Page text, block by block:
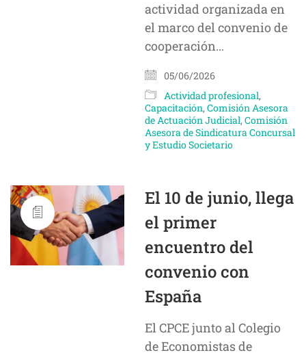
actividad organizada en
el marco del convenio de
cooperación…
05/06/2026
Actividad profesional,
Capacitación,Comisión Asesora
de Actuación Judicial,Comisión
Asesora de Sindicatura Concursal
y Estudio Societario
El 10 de junio, llega
el primer
encuentro del
convenio con
España
El CPCE junto al Colegio
de Economistas de